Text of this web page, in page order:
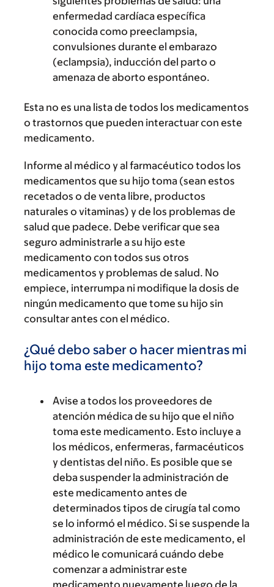
enfermedad cardíaca específica
conocida como preeclampsia,
convulsiones durante el embarazo
(eclampsia), inducción del parto o
amenaza de aborto espontáneo.
Esta no es una lista de todos los medicamentos
o trastornos que pueden interactuar con este
medicamento.
Informe al médico y al farmacéutico todos los
medicamentos que su hijo toma (sean estos
recetados o de venta libre, productos
naturales o vitaminas) y de los problemas de
salud que padece. Debe verificar que sea
seguro administrarle a su hijo este
medicamento con todos sus otros
medicamentos y problemas de salud. No
empiece, interrumpa ni modifique la dosis de
ningún medicamento que tome su hijo sin
consultar antes con el médico.
¿Qué debo saber o hacer mientras mi
hijo toma este medicamento?
Avise a todos los proveedores de
atención médica de su hijo que el niño
toma este medicamento. Esto incluye a
los médicos, enfermeras, farmacéuticos
y dentistas del niño. Es posible que se
deba suspender la administración de
este medicamento antes de
determinados tipos de cirugía tal como
se lo informó el médico. Si se suspende la
administración de este medicamento, el
médico le comunicará cuándo debe
comenzar a administrar este
medicamento nuevamente luego de la